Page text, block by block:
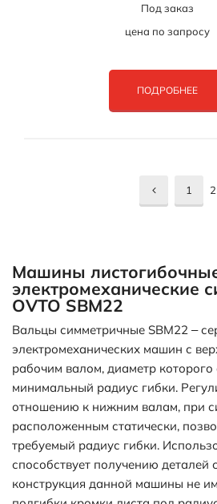
Под заказ
цена по запросу
ПОДРОБНЕЕ
1 2
Машины
электромеханические
OVTO SBM22
Вальцы симметричные SBM22 –
электромеханических машин с
рабочим валом, диаметр которого
минимальный радиус гибки.
отношению к нижним валам, при
расположенным статически,
требуемый радиус гибки.
способствует получению деталей
конструкция данной машины не